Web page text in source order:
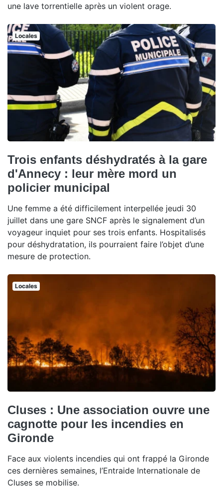
une lave torrentielle après un violent orage.
Locales
Trois enfants déshydratés à la gare
d'Annecy : leur mère mord un
policier municipal
Une femme a été difficilement interpellée jeudi 30
juillet dans une gare SNCF après le signalement d’un
voyageur inquiet pour ses trois enfants. Hospitalisés
pour déshydratation, ils pourraient faire l’objet d’une
mesure de protection.
Locales
Cluses : Une association ouvre une
cagnotte pour les incendies en
Gironde
Face aux violents incendies qui ont frappé la Gironde
ces dernières semaines, l’Entraide Internationale de
Cluses se mobilise.